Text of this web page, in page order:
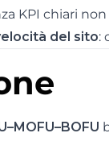
KPI chiari
del sito: